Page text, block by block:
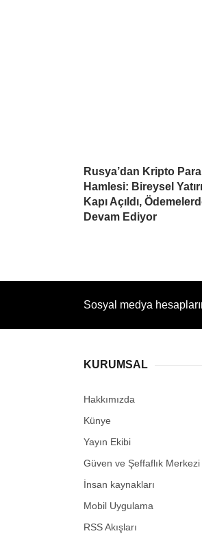
Rusya’dan Kripto Para
Hamlesi: Bireysel
Kapı Açıldı,
Devam Ediyor
Sosyal medya
KURUMSAL
Hakkımızda
Künye
Yayın Ekibi
Güven ve Şeffaflık Merkezi
İnsan kaynakları
Mobil Uygulama
RSS Akışları